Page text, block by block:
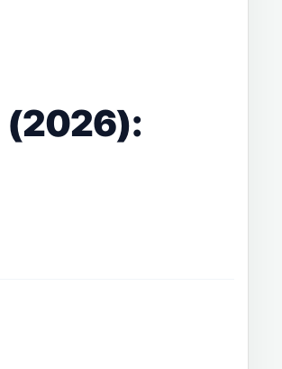
(2026):